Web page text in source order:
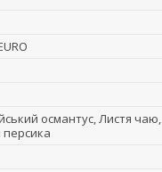
османтус, Листя чаю,
персика